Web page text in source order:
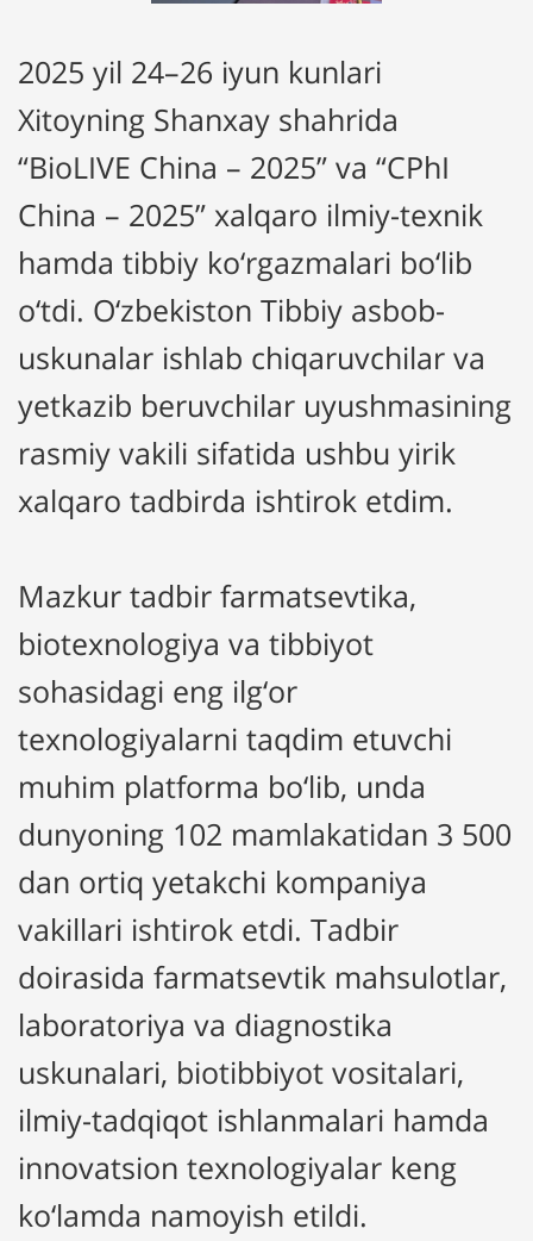
2025 yil 24–26 iyun kunlari
Xitoyning Shanxay shahrida
“BioLIVE China – 2025” va “CPhI
China – 2025” xalqaro ilmiy-texnik
hamda tibbiy ko‘rgazmalari bo‘lib
o‘tdi. O‘zbekiston Tibbiy asbob-
uskunalar ishlab chiqaruvchilar va
yetkazib beruvchilar uyushmasining
rasmiy vakili sifatida ushbu yirik
xalqaro tadbirda ishtirok etdim.
Mazkur tadbir farmatsevtika,
biotexnologiya va tibbiyot
sohasidagi eng ilg‘or
texnologiyalarni taqdim etuvchi
muhim platforma bo‘lib, unda
dunyoning 102 mamlakatidan 3 500
dan ortiq yetakchi kompaniya
vakillari ishtirok etdi. Tadbir
doirasida farmatsevtik mahsulotlar,
laboratoriya va diagnostika
uskunalari, biotibbiyot vositalari,
ilmiy-tadqiqot ishlanmalari hamda
innovatsion texnologiyalar keng
ko‘lamda namoyish etildi.